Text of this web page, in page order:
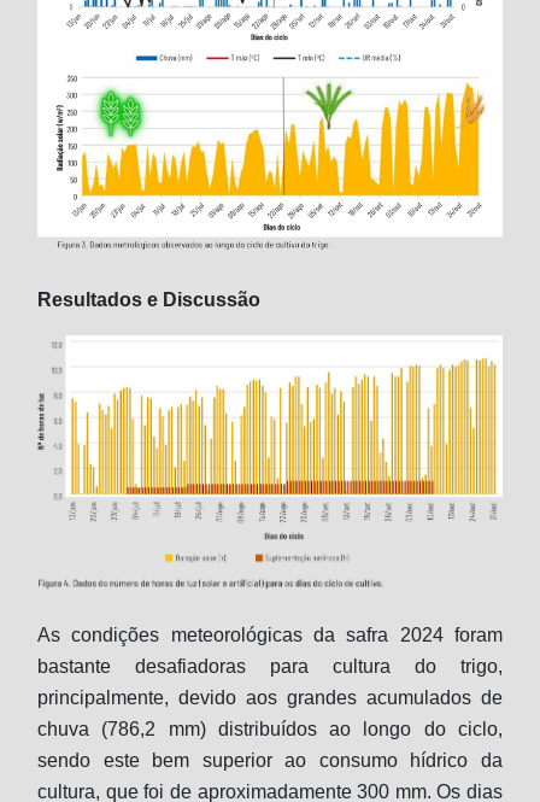
Resultados e Discussão
As condições meteorológicas da safra 2024 foram
bastante desafiadoras para cultura do trigo,
principalmente, devido aos grandes acumulados de
chuva (786,2 mm) distribuídos ao longo do ciclo,
sendo este bem superior ao consumo hídrico da
cultura, que foi de aproximadamente 300 mm. Os dias